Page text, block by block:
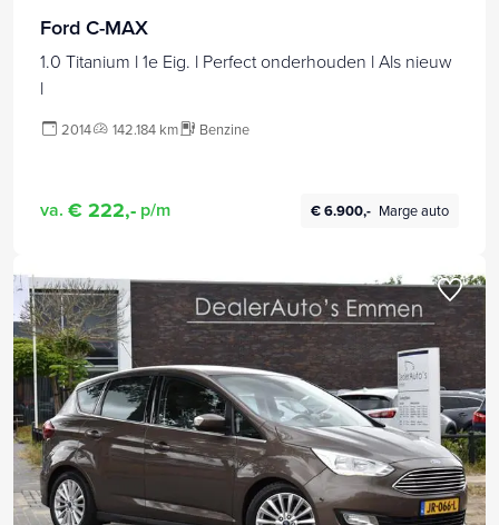
Ford C-MAX
1.0 Titanium l 1e Eig. l Perfect onderhouden l Als nieuw
l
2014 142.184 km Benzine
va. € 222,- p/m € 6.900,- Marge auto